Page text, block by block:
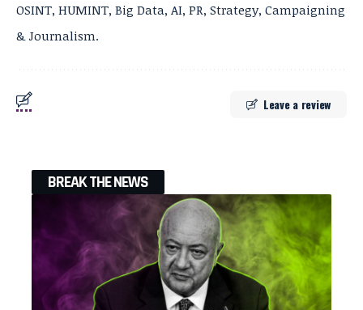
OSINT, HUMINT, Big Data, AI, PR, Strategy, Campaigning
& Journalism.
Leave a review
BREAK THE NEWS